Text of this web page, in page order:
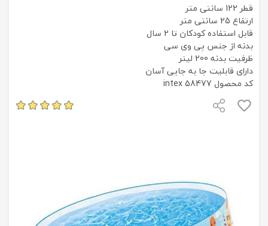
قطر 122 سانتی متر
ارتفاع 25 سانتی متر
قابل استفاده کودکان تا 2 سال
بدنه از جنس پی وی سی
ظرفیت بدنه 200 لیتر
دارای قابلیت جا به جایی آسان
کد محصول intex 58477